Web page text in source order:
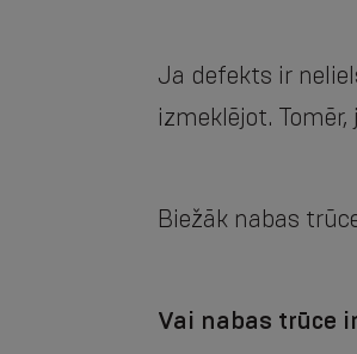
Ja defekts ir
izmeklējot.
Biežāk nabas
Vai nabas trūce